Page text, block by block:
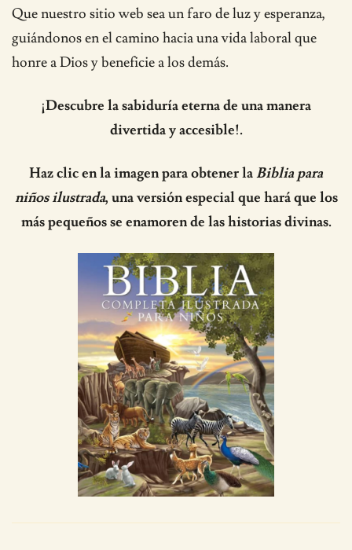
Que nuestro sitio web sea un faro de luz y esperanza,
guiándonos en el camino hacia una vida laboral que
honre a Dios y beneficie a los demás.
¡Descubre la sabiduría eterna de una manera
divertida y accesible!.
Haz clic en la imagen para obtener laBiblia para
niños ilustrada, una versión especial que hará que los
más pequeños se enamoren de las historias divinas.